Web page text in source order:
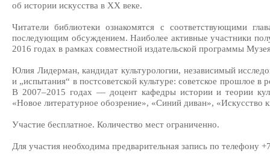
об истории искусства в ХХ веке.
Читатели библиотеки ознакомятся с соответствующими
последующим обсуждением. Наиболее активные участники
2016 годах в рамках совместной издательской программы
Юлия Лидерман, кандидат культурологии, независимый
и „испытания“ в постсоветской культуре: советское прошлое
В 2007–2015 годах — доцент кафедры истории и теории
«Новое литературное обозрение», «Синий диван», «Искусство
Участие бесплатное. Количество мест ограниченно.
Для участия необходима предварительная запись по телефону